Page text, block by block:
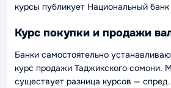
курсы публикует Национальный
Курс покупки и продажи
Банки самостоятельно
курс продажи Таджикского сомони.
существует разница курсов —